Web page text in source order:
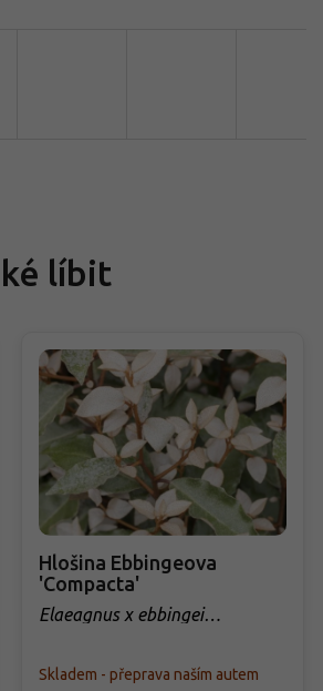
líbit
Hlošina Ebbingeova
'Compacta'
Elaeagnus x ebbingei
Skladem - přeprava naším autem